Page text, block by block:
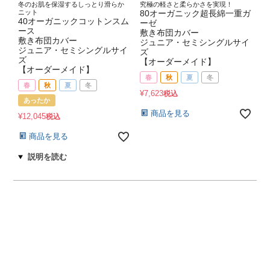
冬のお肌を保湿するしっとり滑らか
ニット
40オーガニックコットンスム
ース
敷き布団カバー
ジュニア・セミシングルサイ
ズ
【オーダーメイド】
春 秋 夏 冬
あったか
¥12,045税込
商品を見る
究極の軽さと柔らかさを実現！
80オーガニック超長綿一重ガ
ーゼ
敷き布団カバー
ジュニア・セミシングルサイ
ズ
【オーダーメイド】
春 秋 夏 冬
¥7,623税込
商品を見る